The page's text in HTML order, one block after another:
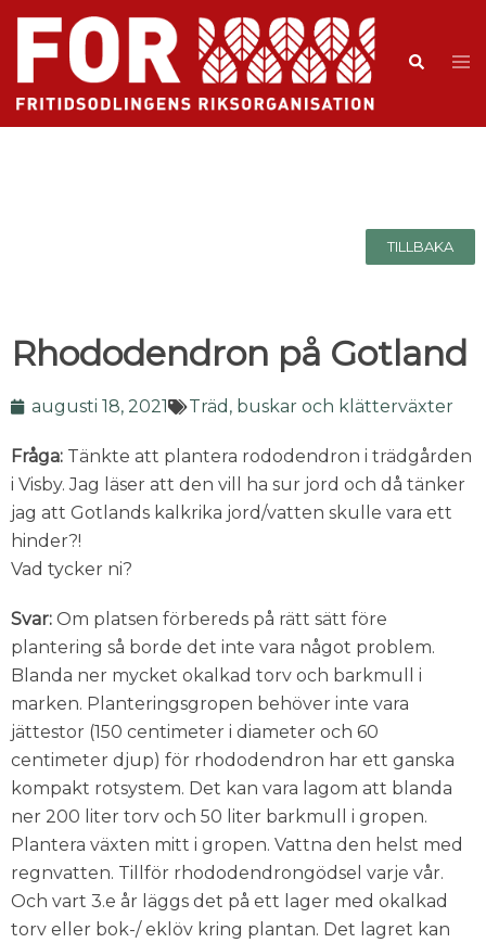
TILLBAKA
Rhododendron på Gotland
augusti 18, 2021 Träd, buskar och klätterväxter
Fråga: Tänkte att plantera rododendron i trädgården
i Visby. Jag läser att den vill ha sur jord och då tänker
jag att Gotlands kalkrika jord/vatten skulle vara ett
hinder?!
Vad tycker ni?
Svar: Om platsen förbereds på rätt sätt före
plantering så borde det inte vara något problem.
Blanda ner mycket okalkad torv och barkmull i
marken. Planteringsgropen behöver inte vara
jättestor (150 centimeter i diameter och 60
centimeter djup) för rhododendron har ett ganska
kompakt rotsystem. Det kan vara lagom att blanda
ner 200 liter torv och 50 liter barkmull i gropen.
Plantera växten mitt i gropen. Vattna den helst med
regnvatten. Tillför rhododendrongödsel varje vår.
Och vart 3.e år läggs det på ett lager med okalkad
torv eller bok-/ eklöv kring plantan. Det lagret kan